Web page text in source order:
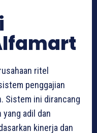
ritel
penggajian
Sistem ini dirancang
adil dan
kinerja dan